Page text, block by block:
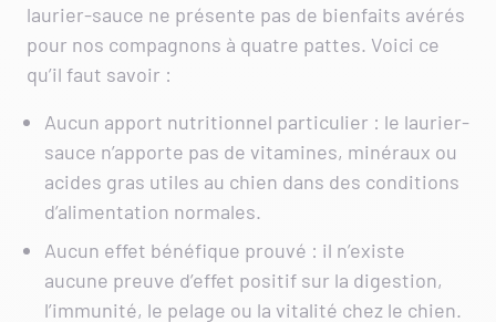
laurier-sauce ne présente pas de bienfaits avérés
pour nos compagnons à quatre pattes. Voici ce
qu’il faut savoir :
Aucun apport nutritionnel particulier : le laurier-
sauce n’apporte pas de vitamines, minéraux ou
acides gras utiles au chien dans des conditions
d’alimentation normales.
Aucun effet bénéfique prouvé : il n’existe
aucune preuve d’effet positif sur la digestion,
l’immunité, le pelage ou la vitalité chez le chien.